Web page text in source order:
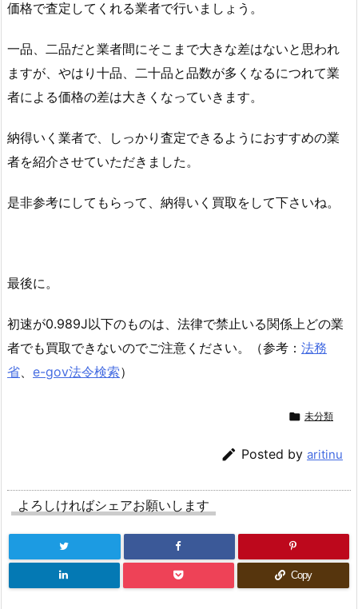
価格で査定してくれる業者で行いましょう。
一品、二品だと業者間にそこまで大きな差はないと思われ
ますが、やはり十品、二十品と品数が多くなるにつれて業
者による価格の差は大きくなっていきます。
納得いく業者で、しっかり査定できるようにおすすめの業
者を紹介させていただきました。
是非参考にしてもらって、納得いく買取をして下さいね。
最後に。
初速が0.989J以下のものは、法律で禁止いる関係上どの業
者でも買取できないのでご注意ください。（参考： 法務
省、 e-gov法令検索）
 未分類
 Posted by aritinu
よろしければシェアお願いします
Copy